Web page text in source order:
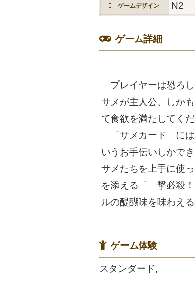
ゲームデザイン N2
ゲーム詳細
プレイヤーは恐ろ
サメが主人公、しか
て食欲を満たしてくだ
「サメカード」に
いうお手伝いしかで
サメたちを上手に使
を添える「一撃必殺
ルの醍醐味を味わえ
ゲーム体験
スタンダード,